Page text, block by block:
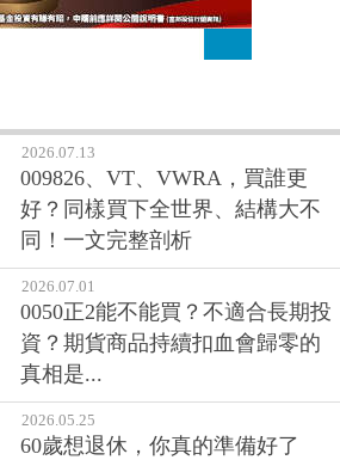
2026.07.13
009826、VT、VWRA，買誰更
好？同樣買下全世界、結構大不
同！一文完整剖析
2026.07.01
0050正2能不能買？不適合長期投
資？期貨商品持續扣血會歸零的
真相是...
2026.05.25
60歲想退休，你真的準備好了